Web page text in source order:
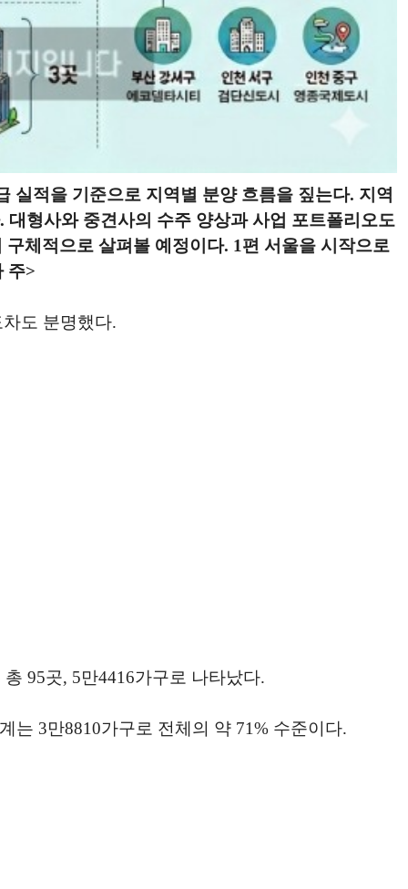
실적을 기준으로 지역별 분양 흐름을 짚는다. 지역
형사와 중견사의 수주 양상과 사업 포트폴리오도
체적으로 살펴볼 예정이다. 1편 서울을 시작으로
주>
도 분명했다.
95곳, 5만4416가구로 나타났다.
는 3만8810가구로 전체의 약 71% 수준이다.